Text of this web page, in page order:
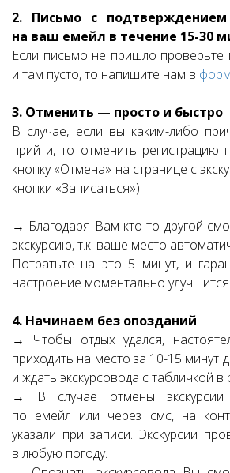
2. Письмо с
на ваш емейл в течение 15-30
Если письмо не пришло проверьте
и там пусто, то напишите нам в
3. Отменить — просто и быстро
В случае, если вы каким-либо
прийти, то отменить
кнопку «Отмена» на странице с
кнопки «Записаться»).
→ Благодаря Вам кто-то другой
экскурсию, т.к. ваше место
Потратьте на это 5 минут, и
настроение моментально
4. Начинаем без опозданий
→ Чтобы отдых удался,
приходить на место за 10-15 минут
и ждать экскурсовода с табличкой в
→ В случае отмены экскурсии
по емейл или через смс, на
указали при записи. Экскурсии
в любую погоду.